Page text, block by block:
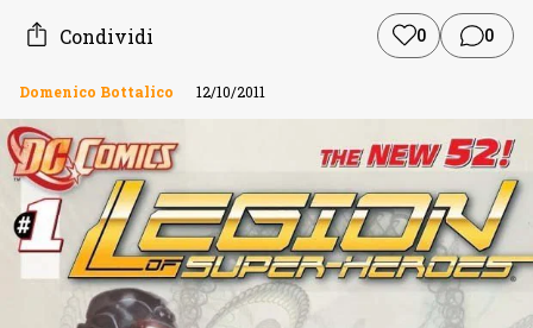
Condividi 0 0
Domenico Bottalico 12/10/2011